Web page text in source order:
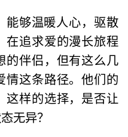
能够温暖人心，驱散
在追求爱的漫长旅程
的伴侣，但有这么几
情这条路径。他们的
这样的选择，是否让
无异？